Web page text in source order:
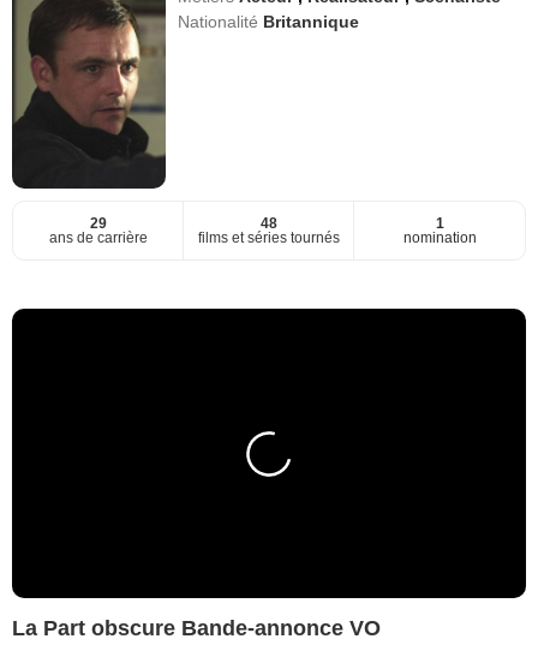
Nationalité Britannique
29
ans de carrière
48
films et séries tournés
1
nomination
La Part obscure Bande-annonce VO